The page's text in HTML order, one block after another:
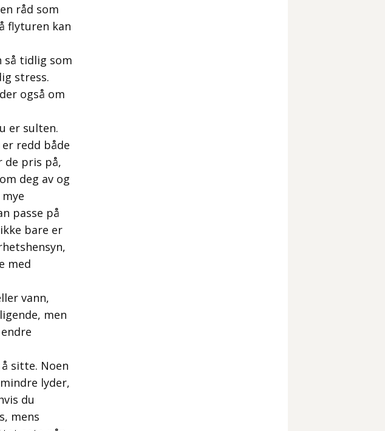
råd som
flyturen kan
så tidlig som
stress.
også om
er sulten.
redd både
de pris på,
deg av og
passe på
bare er
med
vann,
men
sitte. Noen
lyder,
du
mens